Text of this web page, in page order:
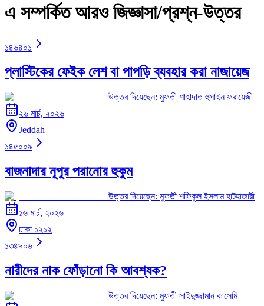
এ সম্পর্কিত আরও জিজ্ঞাসা/প্রশ্ন-উত্তর
১৪৬৪০১
প্লাস্টিকের ফেইক লেশ বা পাপড়ি ব্যবহার করা নাজায়েজ
উত্তর দিয়েছেন: মুফতী শাহাদাত হুসাইন ফরায়েজী
২৬ মার্চ, ২০২৬
Jeddah
১৪৫০০৯
বাজনাদার নূপুর পরানোর হুকুম
উত্তর দিয়েছেন: মুফতী শফিকুল ইসলাম হাটহাজারী
১৬ মার্চ, ২০২৬
ঢাকা ১২১২
১৩৪৯০৬
নারীদের নাক ফোঁড়ানো কি আবশ্যক?
উত্তর দিয়েছেন: মুফতী সাইদুজ্জামান কাসেমি